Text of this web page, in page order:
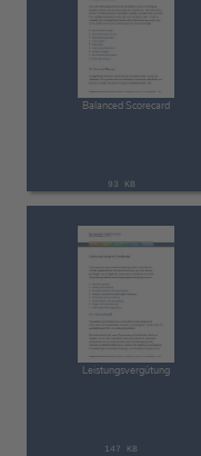
Balanced Scorecard
93 KB
Leistungsvergütung
147 KB